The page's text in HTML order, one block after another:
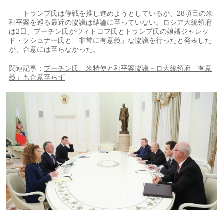
トランプ氏は停戦を推し進めようとしているが、28項目の米
和平案を巡る最近の協議は結論に至っていない。ロシア大統領府
は2日、プーチン氏がウィトコフ氏とトランプ氏の娘婿ジャレッ
ド・クシュナー氏と「非常に有意義」な協議を行ったと発表した
が、合意には至らなかった。
関連記事： プーチン氏、米特使と和平案協議－ロ大統領府「有意
義」も合意至らず